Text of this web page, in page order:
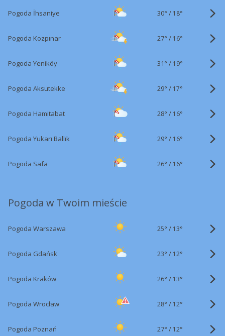
Pogoda İhsaniye 30° / 18°
Pogoda Kozpınar 27° / 16°
Pogoda Yeniköy 31° / 19°
Pogoda Aksutekke 29° / 17°
Pogoda Hamitabat 28° / 16°
Pogoda Yukarı Ballık 29° / 16°
Pogoda Safa 26° / 16°
Pogoda w Twoim mieście
Pogoda Warszawa 25° / 13°
Pogoda Gdańsk 23° / 12°
Pogoda Kraków 26° / 13°
Pogoda Wrocław 28° / 12°
Pogoda Poznań 27° / 12°